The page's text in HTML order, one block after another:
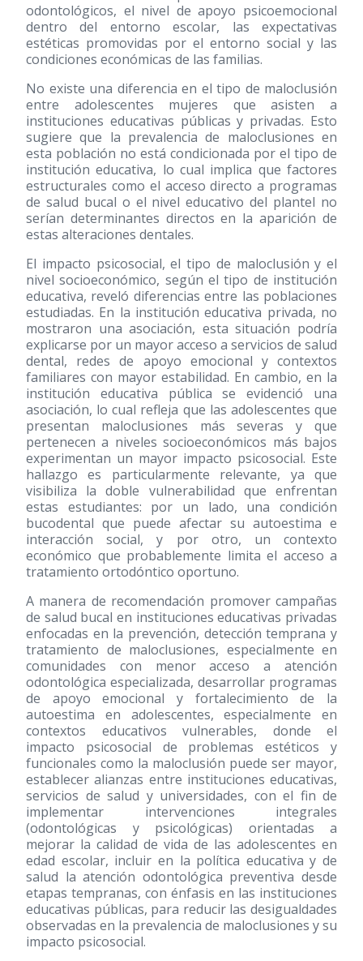
odontológicos, el nivel de apoyo psicoemocional
dentro del entorno escolar, las expectativas
estéticas promovidas por el entorno social y las
condiciones económicas de las familias.
No existe una diferencia en el tipo de maloclusión
entre adolescentes mujeres que asisten a
instituciones educativas públicas y privadas. Esto
sugiere que la prevalencia de maloclusiones en
esta población no está condicionada por el tipo de
institución educativa, lo cual implica que factores
estructurales como el acceso directo a programas
de salud bucal o el nivel educativo del plantel no
serían determinantes directos en la aparición de
estas alteraciones dentales.
El impacto psicosocial, el tipo de maloclusión y el
nivel socioeconómico, según el tipo de institución
educativa, reveló diferencias entre las poblaciones
estudiadas. En la institución educativa privada, no
mostraron una asociación, esta situación podría
explicarse por un mayor acceso a servicios de salud
dental, redes de apoyo emocional y contextos
familiares con mayor estabilidad. En cambio, en la
institución educativa pública se evidenció una
asociación, lo cual refleja que las adolescentes que
presentan maloclusiones más severas y que
pertenecen a niveles socioeconómicos más bajos
experimentan un mayor impacto psicosocial. Este
hallazgo es particularmente relevante, ya que
visibiliza la doble vulnerabilidad que enfrentan
estas estudiantes: por un lado, una condición
bucodental que puede afectar su autoestima e
interacción social, y por otro, un contexto
económico que probablemente limita el acceso a
tratamiento ortodóntico oportuno.
A manera de recomendación promover campañas
de salud bucal en instituciones educativas privadas
enfocadas en la prevención, detección temprana y
tratamiento de maloclusiones, especialmente en
comunidades con menor acceso a atención
odontológica especializada, desarrollar programas
de apoyo emocional y fortalecimiento de la
autoestima en adolescentes, especialmente en
contextos educativos vulnerables, donde el
impacto psicosocial de problemas estéticos y
funcionales como la maloclusión puede ser mayor,
establecer alianzas entre instituciones educativas,
servicios de salud y universidades, con el fin de
implementar intervenciones integrales
(odontológicas y psicológicas) orientadas a
mejorar la calidad de vida de las adolescentes en
edad escolar, incluir en la política educativa y de
salud la atención odontológica preventiva desde
etapas tempranas, con énfasis en las instituciones
educativas públicas, para reducir las desigualdades
observadas en la prevalencia de maloclusiones y su
impacto psicosocial.